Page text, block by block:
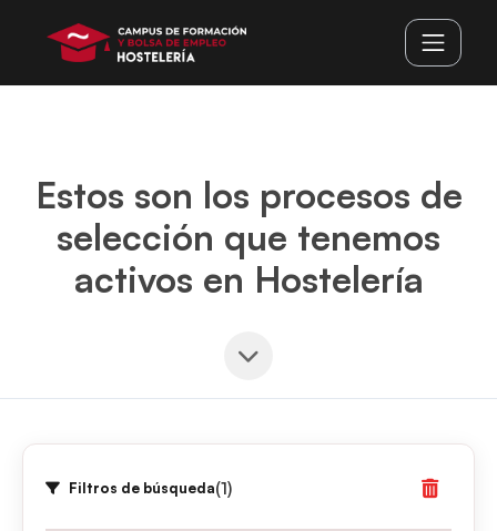
Estos son los procesos de
selección que tenemos
activos en Hostelería
Filtros de búsqueda(1)